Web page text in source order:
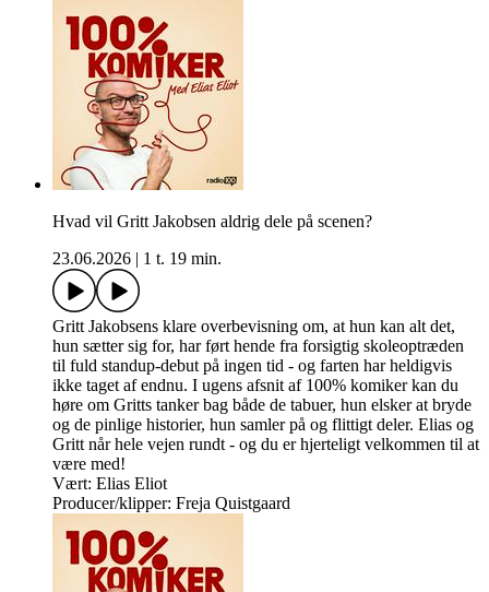
Hvad vil Gritt Jakobsen aldrig dele på scenen?
23.06.2026
1 t. 19 min.
Gritt Jakobsens klare overbevisning om, at hun kan alt det,
hun sætter sig for, har ført hende fra forsigtig skoleoptræden
til fuld standup-debut på ingen tid - og farten har heldigvis
ikke taget af endnu. I ugens afsnit af 100% komiker kan du
høre om Gritts tanker bag både de tabuer, hun elsker at bryde
og de pinlige historier, hun samler på og flittigt deler. Elias og
Gritt når hele vejen rundt - og du er hjerteligt velkommen til at
være med!
Vært: Elias Eliot
Producer/klipper: Freja Quistgaard